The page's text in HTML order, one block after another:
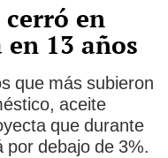
en
13 años
que más subieron
aceite
que durante
por debajo de 3%.